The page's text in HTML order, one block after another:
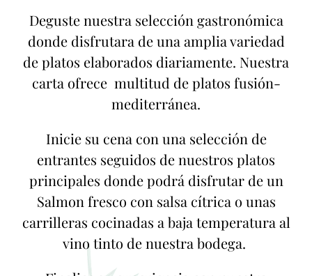
Deguste nuestra selección gastronómica
donde disfrutara de una amplia variedad
de platos elaborados diariamente. Nuestra
carta ofrece multitud de platos fusión-
mediterránea.
Inicie su cena con una selección de
entrantes seguidos de nuestros platos
principales donde podrá disfrutar de un
Salmon fresco con salsa cítrica o unas
carrilleras cocinadas a baja temperatura al
vino tinto de nuestra bodega.